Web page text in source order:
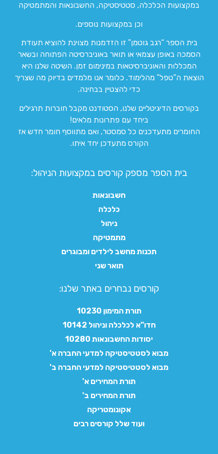
במקצועות הכלכלה, סטטיסטיקה, החשבונאות והמתמטיקה
וכן במקצועות נוספים.
בית הספר “רגב גוטמן” זו הזדמנות מצוינת להוציא תעודת
הסמכה באופן עצמאי או תואר באוניברסיטה הפתוחה ובשאר
המכללות והאוניברסיטאות במינימום זמן. השיטה שלנו היא
הוצאת ה”טפל” מהלימוד. כלומר אנו מלמדים בדיוק מה שצריך
כדי להצטיין בבחינה.
בקורסים הדיגיטליים שלנו, הסטודנט מקבל חוברות תרגילים
ביחד עם פתרונות מלאים!
החומרים מתעדכנים כל סמסטר, ואם מתווסף חומר חדש אז
הקורס מתעדכן יחד איתו.
בית הספר מספק קורסים במקצועות הניהול:
חשבונאות
כלכלה
ניהול
מתמטיקה
תכנות מחשב לילדים ומבוגרים
תואר שני
קורסים נבחרים באתר שלנו:​
תורת המימון 10230
חדו"א לכלכלה וניהול 10142
יסודות החשבונאות 10280
מבוא לסטטיסטיקה למדעי החברה א'
מבוא לסטטיסטיקה למדעי החברה ב'
תורת המחירים א'
תורת המחירים ב'
אקונומטריקה
ועוד שלל קורסים רבים